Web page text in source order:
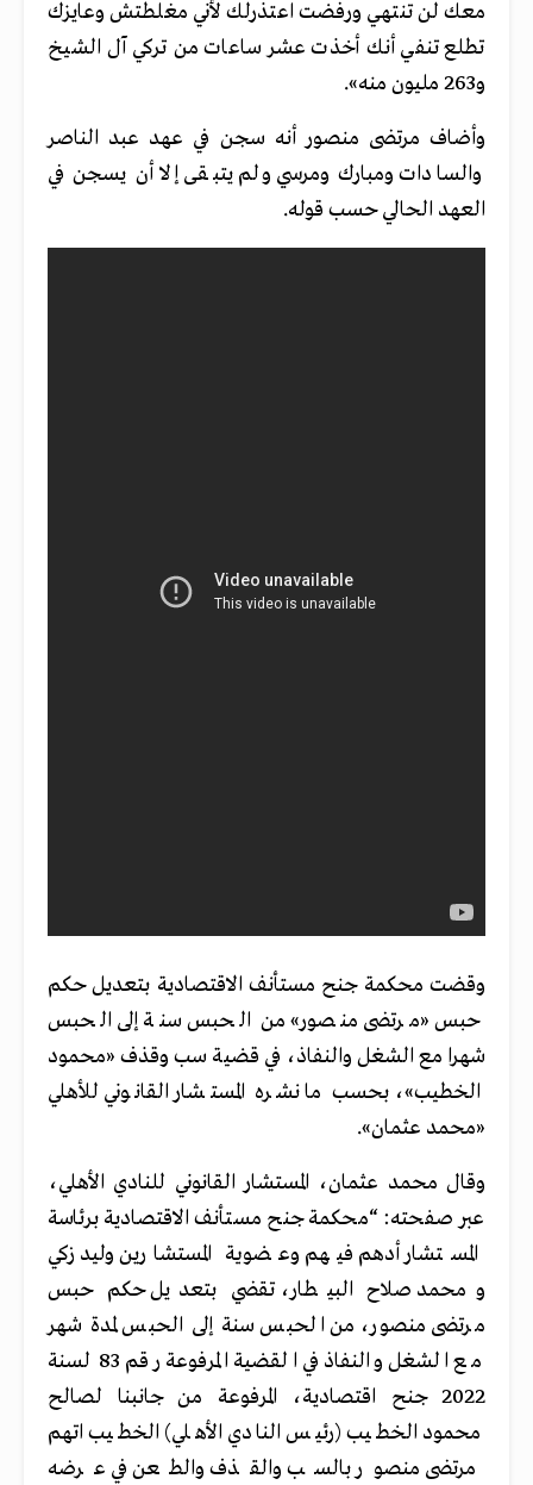
معك لن تنتهي ورفضت اعتذرلك لأني مغلطتش وعايزك
تطلع تنفي أنك أخذت عشر ساعات من تركي آل الشيخ
و263 مليون منه».
وأضاف مرتضى منصور أنه سجن في عهد عبد الناصر
والسادات ومبارك ومرسي ولم يتبقى إلا أن يسجن في
العهد الحالي حسب قوله.
وقضت محكمة جنح مستأنف الاقتصادية بتعديل حكم
حبس «مرتضى منصور» من الحبس سنة إلى الحبس
شهرا مع الشغل والنفاذ، في قضية سب وقذف «محمود
الخطيب»، بحسب ما نشره المستشار القانوني للأهلي
«محمد عثمان».
وقال محمد عثمان، المستشار القانوني للنادي الأهلي،
عبر صفحته: “محكمة جنح مستأنف الاقتصادية برئاسة
المستشار أدهم فيهم وعضوية المستشارين وليد زكي
ومحمد صلاح البيطار، تقضي بتعديل حكم حبس
مرتضى منصور، من الحبس سنة إلى الحبس لمدة شهر
مع الشغل والنفاذ في القضية المرفوعة رقم 83 لسنة
2022 جنح اقتصادية، المرفوعة من جانبنا لصالح
محمود الخطيب (رئيس النادي الأهلي) الخطيب اتهم
مرتضى منصور بالسب والقذف والطعن في عرضه